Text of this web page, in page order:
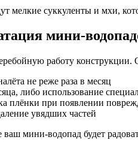
мелкие суккуленты и мхи,
мини-
работу конструкции.
не реже раза в месяц
либо использование
плёнки при появлении
увядших частей
мини-водопад будет